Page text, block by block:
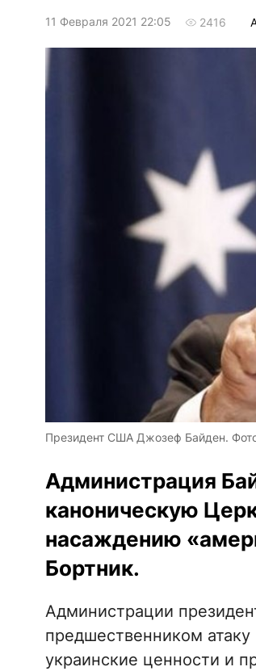
11 Февраля 2021 22:05 2416
Президент США Джозеф Байден.
Администрация
каноническую
насаждению
Бортник.
Администрации
предшественником
украинские ценности и